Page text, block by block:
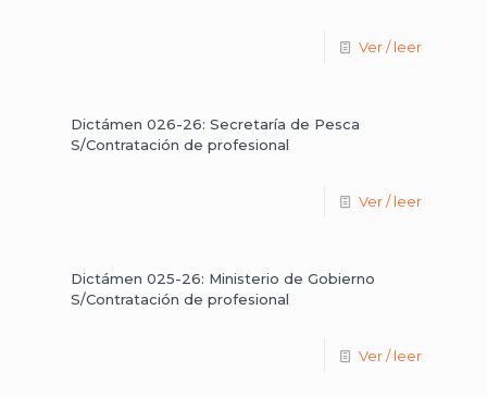
Ver / leer
Dictámen 026-26: Secretaría de Pesca
S/Contratación de profesional
Ver / leer
Dictámen 025-26: Ministerio de Gobierno
S/Contratación de profesional
Ver / leer